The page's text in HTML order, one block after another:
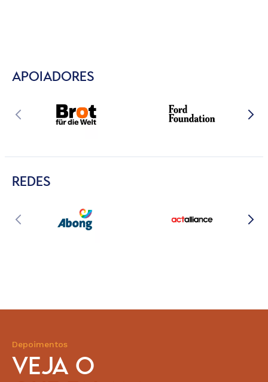
APOIADORES
REDES
Depoimentos
VEJA O